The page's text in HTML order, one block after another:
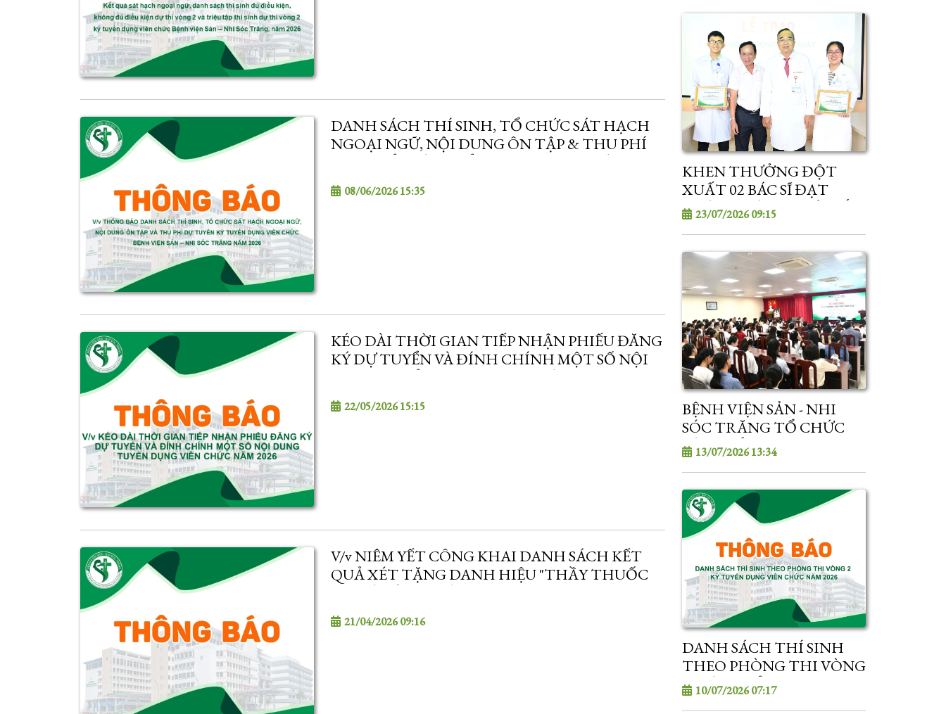
DANH SÁCH THÍ SINH, TỔ CHỨC SÁT HẠCH
NGOẠI NGỮ, NỘI DUNG ÔN TẬP & THU PHÍ
2026
08/06/2026 15:35
KÉO DÀI THỜI GIAN TIẾP NHẬN PHIẾU ĐĂNG
KÝ DỰ TUYỂN VÀ ĐÍNH CHÍNH MỘT SỐ NỘI
22/05/2026 15:15
V/v NIÊM YẾT CÔNG KHAI DANH SÁCH KẾT
QUẢ XÉT TẶNG DANH HIỆU "THẦY THUỐC
21/04/2026 09:16
KHEN THƯỞNG ĐỘT
XUẤT 02 BÁC SĨ ĐẠT
THÀNH TÍCH XUẤT SẮC
TRONG KỲ TUYỂN SINH
23/07/2026 09:15
BỆNH VIỆN SẢN - NHI
SÓC TRĂNG TỔ CHỨC
KỲ TUYỂN DỤNG VIÊN
CHỨC NĂM 2026
13/07/2026 13:34
DANH SÁCH THÍ SINH
THEO PHÒNG THI VÒNG
2 - KỲ TUYỂN DỤNG VIÊN
CHỨC NĂM 2026
10/07/2026 07:17